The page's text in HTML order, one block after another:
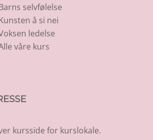
selvfølelse
å si nei
ledelse
våre kurs
kursside for kurslokale.